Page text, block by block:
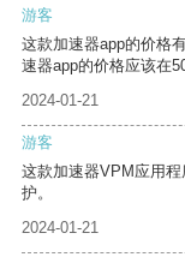
游客
这款加速器app的价格
速器app的价格应该在
2024-01-21
游客
这款加速器VPM应用
护。
2024-01-21